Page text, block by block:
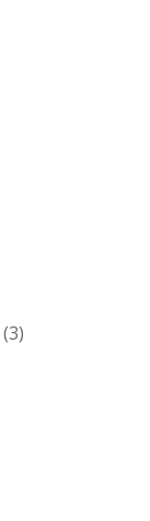
(3)